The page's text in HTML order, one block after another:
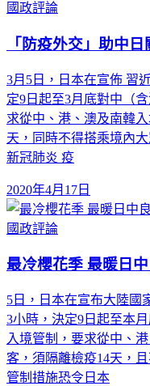
國政評論
「防疫外交」助中
3月5日，日本在宣佈 習
定9日起至3月底對中（
求從中、港、澳及南韓
天，同時不得搭乘境內
新冠肺炎 疫
2020年4月17日
國政評論
最冷櫻花季 最暖日
5日，日本在宣布大陸國
3小時，決定9日起至本
入境管制，要求從中、
客，須隔離檢疫14天，
管制措施恐令日本